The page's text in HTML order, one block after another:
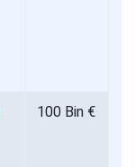
100 Bin €